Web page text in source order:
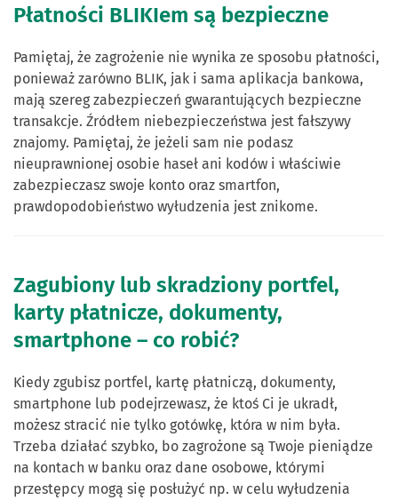
Płatności BLIKIem są bezpieczne
Pamiętaj, że zagrożenie nie wynika ze sposobu płatności,
ponieważ zarówno BLIK, jak i sama aplikacja bankowa,
mają szereg zabezpieczeń gwarantujących bezpieczne
transakcje. Źródłem niebezpieczeństwa jest fałszywy
znajomy. Pamiętaj, że jeżeli sam nie podasz
nieuprawnionej osobie haseł ani kodów i właściwie
zabezpieczasz swoje konto oraz smartfon,
prawdopodobieństwo wyłudzenia jest znikome.
Zagubiony lub skradziony portfel,
karty płatnicze, dokumenty,
smartphone – co robić?
Kiedy zgubisz portfel, kartę płatniczą, dokumenty,
smartphone lub podejrzewasz, że ktoś Ci je ukradł,
możesz stracić nie tylko gotówkę, która w nim była.
Trzeba działać szybko, bo zagrożone są Twoje pieniądze
na kontach w banku oraz dane osobowe, którymi
przestępcy mogą się posłużyć np. w celu wyłudzenia